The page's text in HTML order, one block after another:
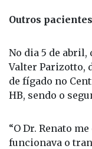
Outros pacientes
No dia 5 de abril,
Valter Parizotto,
de fígado no
HB, sendo o
“O Dr. Renato
funcionava o